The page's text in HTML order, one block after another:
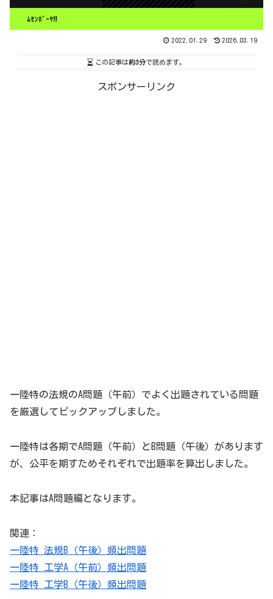
2022.01.29 2026.03.19
この記事は約3分で読めます。
スポンサーリンク
一陸特の法規のA問題（午前）でよく出題されている問題
を厳選してピックアップしました。
一陸特は各期でA問題（午前）とB問題（午後）があります
が、公平を期すためそれぞれで出題率を算出しました。
本記事はA問題編となります。
関連：
一陸特 法規B（午後）頻出問題
一陸特 工学A（午前）頻出問題
一陸特 工学B（午後）頻出問題